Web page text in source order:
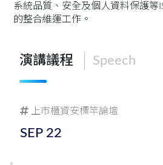
系統品質、安全及個人資料保護等
的整合維運工作。
演講議程 Speech
上市櫃資安標竿論壇
SEP 22